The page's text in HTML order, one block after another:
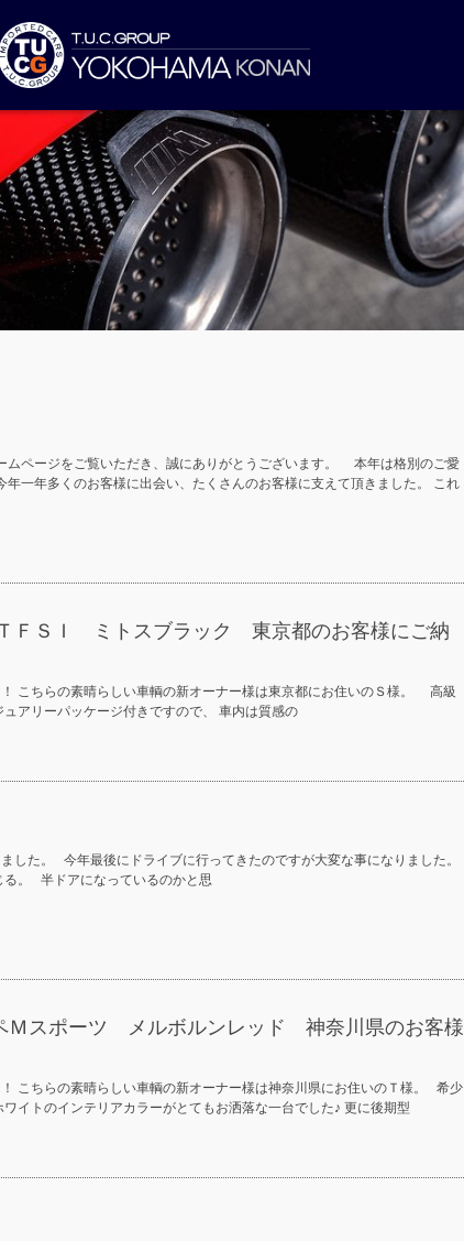
ムページをご覧いただき、誠にありがとうございます。 本年は格別のご愛
一年多くのお客様に出会い、たくさんのお客様に支えて頂きました。 これ
ＦＳＩ ミトスブラック 東京都のお客様にご納
こちらの素晴らしい車輌の新オーナー様は東京都にお住いのＳ様。 高級
アリーパッケージ付きですので、 車内は質感の
した。 今年最後にドライブに行ってきたのですが大変な事になりました。
る。 半ドアになっているのかと思
Ｍスポーツ メルボルンレッド 神奈川県のお客様
こちらの素晴らしい車輌の新オーナー様は神奈川県にお住いのＴ様。 希少
イトのインテリアカラーがとてもお洒落な一台でした♪ 更に後期型